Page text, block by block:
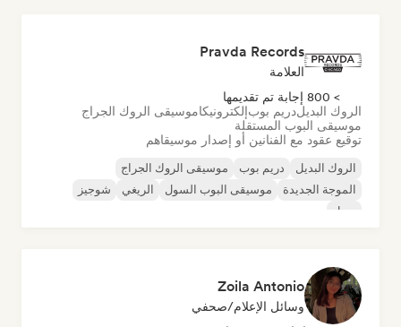
Pravda Records
العلامة
> 800 إجابة تم تقديمها
الروك البديلدريم بوبإلكترونيكاموسيقى الروك الجراج
موسيقى البوب المستقلة
توقيع عقود مع الفنانين أو إصدار موسيقاهم
الروك البديل دريم بوب
موسيقى الروك الجراج
الموجة الجديدة
موسيقى البوب السول الريغي
شوجيز
سول
Zoila Antonio
وسائل الإعلام/صحفي